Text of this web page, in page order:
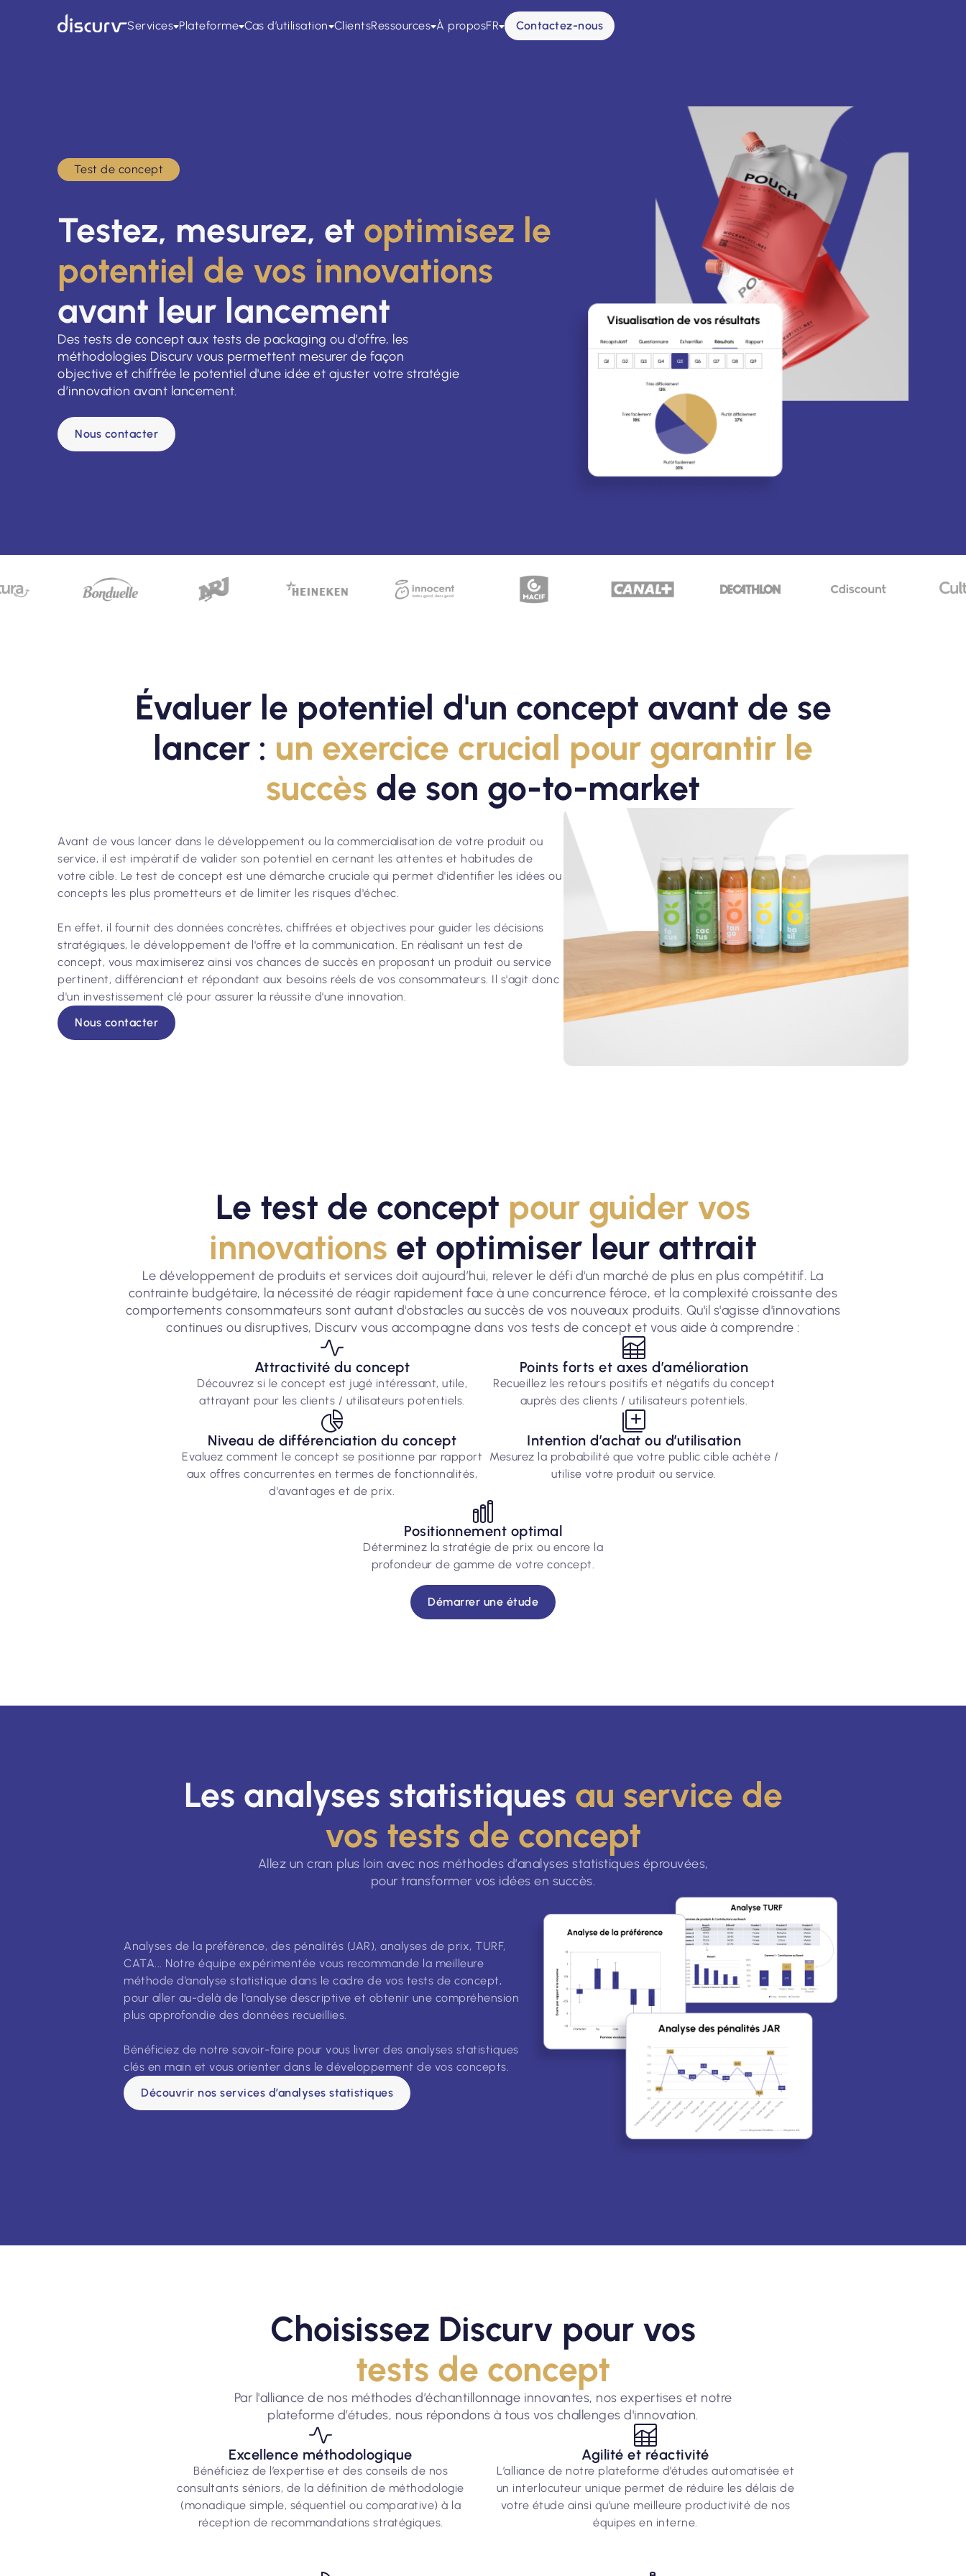
Services Plateforme Cas d’utilisation ClientsRessources À proposFR Contactez-nous
Test de concept
Testez, mesurez, et optimisez le
potentiel de vos innovations
avant leur lancement
Des tests de concept aux tests de packaging ou d’offre, les
méthodologies Discurv vous permettent mesurer de façon
objective et chiffrée le potentiel d'une idée et ajuster votre stratégie
d’innovation avant lancement.
Nous contacter
Évaluer le potentiel d'un concept avant de se
lancer : un exercice crucial pour garantir le
succès de son go-to-market
Avant de vous lancer dans le développement ou la commercialisation de votre produit ou
service, il est impératif de valider son potentiel en cernant les attentes et habitudes de
votre cible. Le test de concept est une démarche cruciale qui permet d'identifier les idées ou
concepts les plus prometteurs et de limiter les risques d'échec.
En effet, il fournit des données concrètes, chiffrées et objectives pour guider les décisions
stratégiques, le développement de l'offre et la communication. En réalisant un test de
concept, vous maximiserez ainsi vos chances de succès en proposant un produit ou service
pertinent, différenciant et répondant aux besoins réels de vos consommateurs. Il s'agit donc
d'un investissement clé pour assurer la réussite d'une innovation.
Nous contacter
Le test de concept pour guider vos
innovations et optimiser leur attrait
Le développement de produits et services doit aujourd’hui, relever le défi d'un marché de plus en plus compétitif. La
contrainte budgétaire, la nécessité de réagir rapidement face à une concurrence féroce, et la complexité croissante des
comportements consommateurs sont autant d'obstacles au succès de vos nouveaux produits. Qu'il s'agisse d'innovations
continues ou disruptives, Discurv vous accompagne dans vos tests de concept et vous aide à comprendre :
Attractivité du concept
Découvrez si le concept est jugé intéressant, utile,
attrayant pour les clients / utilisateurs potentiels.
Points forts et axes d’amélioration
Recueillez les retours positifs et négatifs du concept
auprès des clients / utilisateurs potentiels.
Niveau de différenciation du concept
Evaluez comment le concept se positionne par rapport
aux offres concurrentes en termes de fonctionnalités,
d'avantages et de prix.
Intention d’achat ou d’utilisation
Mesurez la probabilité que votre public cible achète /
utilise votre produit ou service.
Positionnement optimal
Déterminez la stratégie de prix ou encore la
profondeur de gamme de votre concept.
Démarrer une étude
Les analyses statistiques au service de
vos tests de concept
Allez un cran plus loin avec nos méthodes d’analyses statistiques éprouvées,
pour transformer vos idées en succès.
Analyses de la préférence, des pénalités (JAR), analyses de prix, TURF,
CATA... Notre équipe expérimentée vous recommande la meilleure
méthode d’analyse statistique dans le cadre de vos tests de concept,
pour aller au-delà de l'analyse descriptive et obtenir une compréhension
plus approfondie des données recueillies.
Bénéficiez de notre savoir-faire pour vous livrer des analyses statistiques
clés en main et vous orienter dans le développement de vos concepts.
Découvrir nos services d’analyses statistiques
Choisissez Discurv pour vos
tests de concept
Par l'alliance de nos méthodes d’échantillonnage innovantes, nos expertises et notre
plateforme d’études, nous répondons à tous vos challenges d'innovation.
Excellence méthodologique
Bénéficiez de l’expertise et des conseils de nos
consultants séniors, de la définition de méthodologie
(monadique simple, séquentiel ou comparative) à la
réception de recommandations stratégiques.
Agilité et réactivité
L’alliance de notre plateforme d’études automatisée et
un interlocuteur unique permet de réduire les délais de
votre étude ainsi qu’une meilleure productivité de nos
équipes en interne.